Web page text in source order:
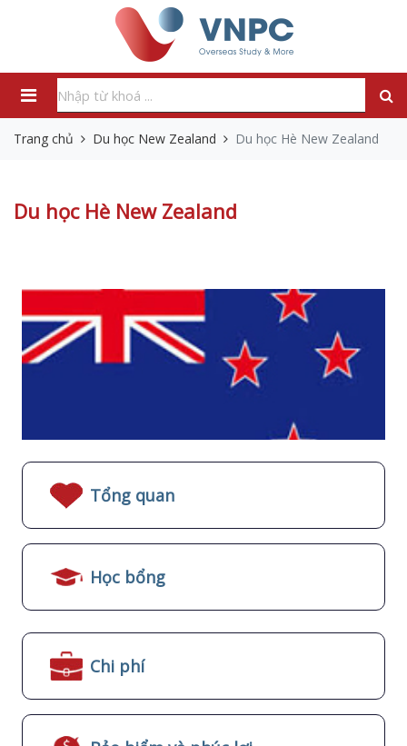
Trang chủ Du học New Zealand Du học Hè New Zealand
Du học Hè New Zealand
Tổng quan
Học bổng
Chi phí